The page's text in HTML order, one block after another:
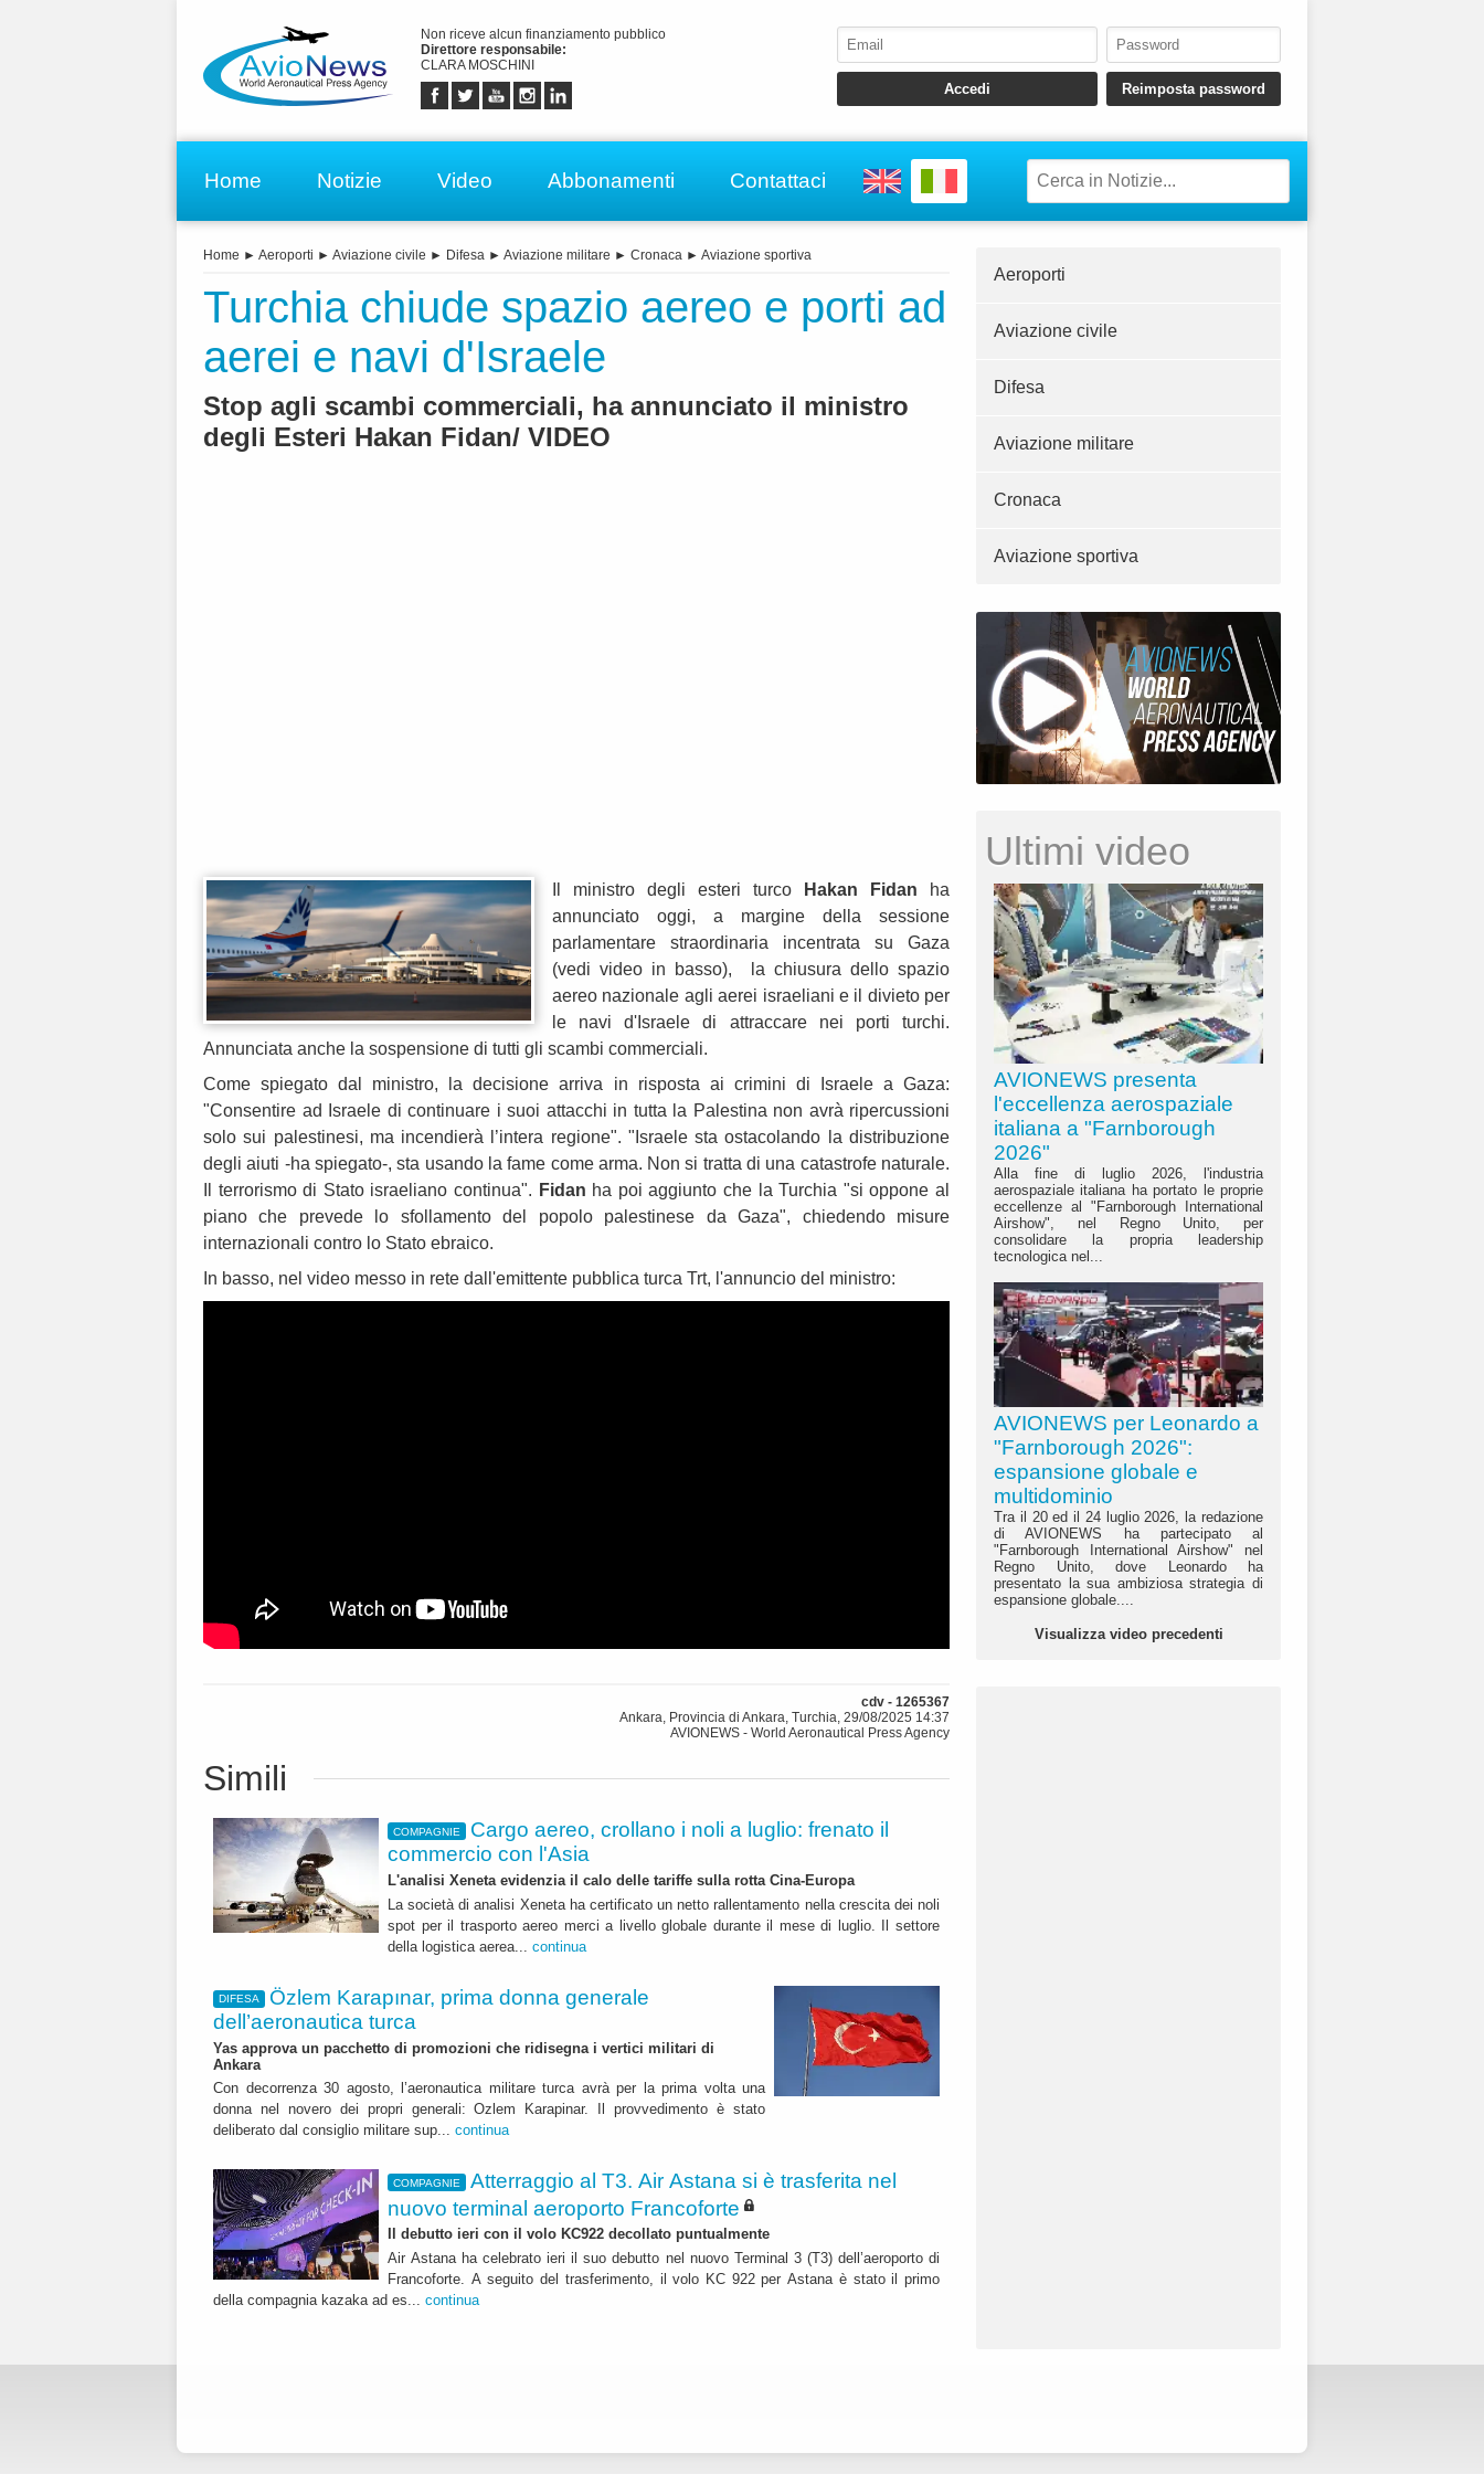
Non riceve alcun finanziamento pubblico
Direttore responsabile:
CLARA MOSCHINI
Home Notizie Video Abbonamenti Contattaci
Home ► Aeroporti ► Aviazione civile ► Difesa ► Aviazione militare ► Cronaca ► Aviazione sportiva
Turchia chiude spazio aereo e porti ad
aerei e navi d'Israele
Stop agli scambi commerciali, ha annunciato il ministro
degli Esteri Hakan Fidan/ VIDEO
Il ministro degli esteri turco Hakan Fidan ha
annunciato oggi, a margine della sessione
parlamentare straordinaria incentrata su Gaza
(vedi video in basso), la chiusura dello spazio
aereo nazionale agli aerei israeliani e il divieto per
le navi d'Israele di attraccare nei porti turchi.
Annunciata anche la sospensione di tutti gli scambi commerciali.
Come spiegato dal ministro, la decisione arriva in risposta ai crimini di Israele a Gaza:
"Consentire ad Israele di continuare i suoi attacchi in tutta la Palestina non avrà ripercussioni
solo sui palestinesi, ma incendierà l’intera regione". "Israele sta ostacolando la distribuzione
degli aiuti -ha spiegato-, sta usando la fame come arma. Non si tratta di una catastrofe naturale.
Il terrorismo di Stato israeliano continua". Fidan ha poi aggiunto che la Turchia "si oppone al
piano che prevede lo sfollamento del popolo palestinese da Gaza", chiedendo misure
internazionali contro lo Stato ebraico.
In basso, nel video messo in rete dall'emittente pubblica turca Trt, l'annuncio del ministro:
cdv - 1265367
Ankara, Provincia di Ankara, Turchia, 29/08/2025 14:37
AVIONEWS - World Aeronautical Press Agency
Simili
COMPAGNIE
Cargo aereo, crollano i noli a luglio: frenato il
commercio con l'Asia
L'analisi Xeneta evidenzia il calo delle tariffe sulla rotta Cina-Europa
La società di analisi Xeneta ha certificato un netto rallentamento nella crescita dei noli
spot per il trasporto aereo merci a livello globale durante il mese di luglio. Il settore
della logistica aerea... continua
DIFESA
Özlem Karapınar, prima donna generale
dell’aeronautica turca
Yas approva un pacchetto di promozioni che ridisegna i vertici militari di
Ankara
Con decorrenza 30 agosto, l’aeronautica militare turca avrà per la prima volta una
donna nel novero dei propri generali: Ozlem Karapinar. Il provvedimento è stato
deliberato dal consiglio militare sup... continua
COMPAGNIE
Atterraggio al T3. Air Astana si è trasferita nel
nuovo terminal aeroporto Francoforte
Il debutto ieri con il volo KC922 decollato puntualmente
Air Astana ha celebrato ieri il suo debutto nel nuovo Terminal 3 (T3) dell’aeroporto di
Francoforte. A seguito del trasferimento, il volo KC 922 per Astana è stato il primo
della compagnia kazaka ad es... continua
Aeroporti
Aviazione civile
Difesa
Aviazione militare
Cronaca
Aviazione sportiva
Ultimi video
AVIONEWS presenta
l'eccellenza aerospaziale
italiana a "Farnborough
2026"
Alla fine di luglio 2026, l'industria
aerospaziale italiana ha portato le proprie
eccellenze al "Farnborough International
Airshow", nel Regno Unito, per
consolidare la propria leadership
tecnologica nel...
AVIONEWS per Leonardo a
"Farnborough 2026":
espansione globale e
multidominio
Tra il 20 ed il 24 luglio 2026, la redazione
di AVIONEWS ha partecipato al
"Farnborough International Airshow" nel
Regno Unito, dove Leonardo ha
presentato la sua ambiziosa strategia di
espansione globale....
Visualizza video precedenti